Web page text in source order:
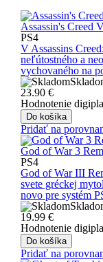
Assassin's Creed
PS4
V Assassins
neľútostného a
vychovaného na
23.90 €
Hodnotenie
Do košíka
Pridať na
God of War 3
PS4
God of War III
svete gréckej
novo pre systém
19.99 €
Hodnotenie
Do košíka
Pridať na